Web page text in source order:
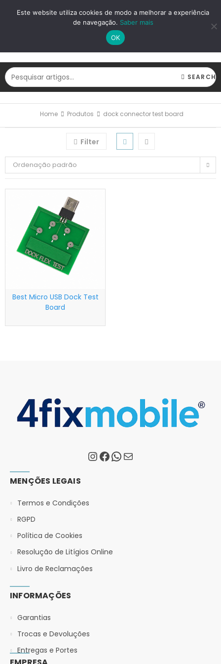
LOGIN REGISTAR
SEARCH
Home Produtos dock connector test board
Filter
Ordenação padrão
Best Micro USB Dock Test
Board
MENÇÕES LEGAIS
Termos e Condições
RGPD
Política de Cookies
Resolução de Litígios Online
Livro de Reclamações
INFORMAÇÕES
Garantias
Trocas e Devoluções
Entregas e Portes
Este website utiliza cookies de modo a melhorar a experiência
de navegação. Saber mais
OK